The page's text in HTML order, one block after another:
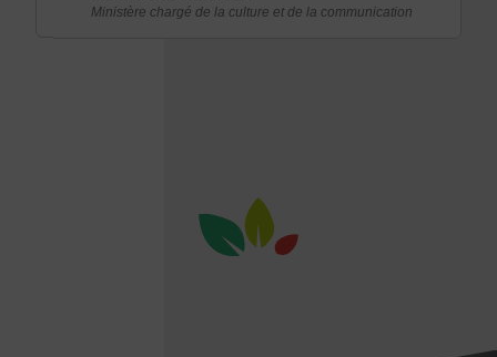
Ministère chargé de la culture et de la communication